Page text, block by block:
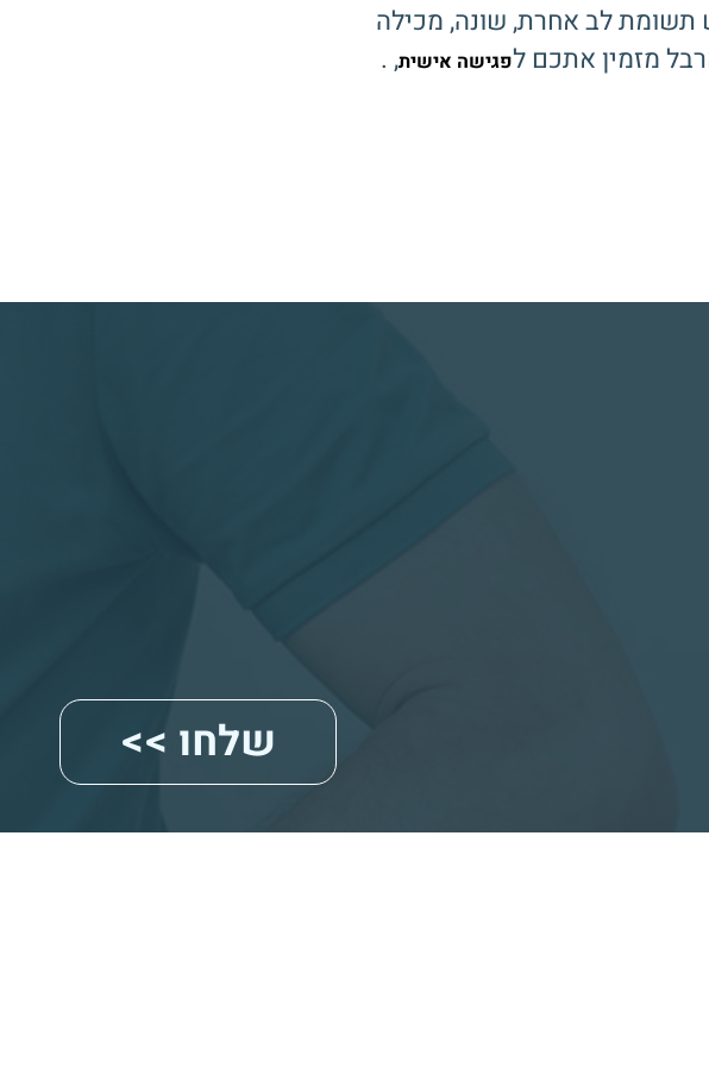
לב אחרת, שונה, מכילה
מזמין אתכם לפגישה אישית, .